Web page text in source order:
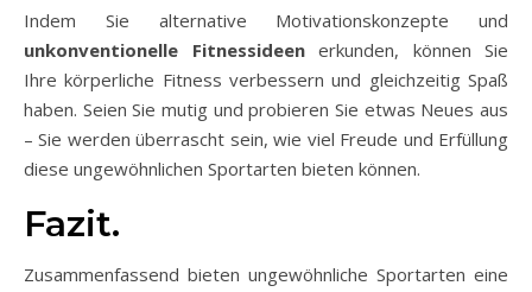
Indem Sie alternative Motivationskonzepte und
unkonventionelle Fitnessideenerkunden, können Sie
Ihre körperliche Fitness verbessern und gleichzeitig Spaß
haben. Seien Sie mutig und probieren Sie etwas Neues aus
– Sie werden überrascht sein, wie viel Freude und Erfüllung
diese ungewöhnlichen Sportarten bieten können.
Fazit.
Zusammenfassend bieten ungewöhnliche Sportarten eine